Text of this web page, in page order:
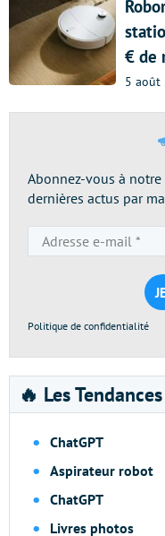
€ de
5 août
Abonnez-vous à
dernières actus par
Politique de confidentialité
🔥 Les Tendances
ChatGPT
Aspirateur robot
ChatGPT
Livres photos